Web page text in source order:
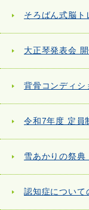
そろばん式脳
大正琴発表会
背骨コンディシ
令和7年度 定員
雪あかりの祭
認知症につい